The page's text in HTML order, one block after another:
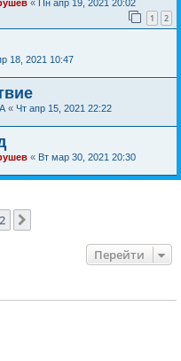
« Пн апр 19, 2021 20:02
1 2
18, 2021 10:47
« Чт апр 15, 2021 22:22
« Вт мар 30, 2021 20:30
2
Перейти